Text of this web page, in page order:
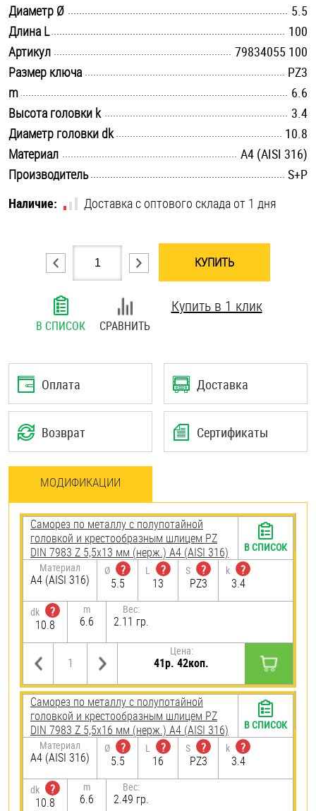
Такелаж
Хомуты
Шайбы
Шпильки
Шплинты
Штифты и пальцы
Диаметр Ø
5.5
Длина L
100
Артикул
79834055 100
Размер ключа
PZ3
m
6.6
Высота головки k
3.4
Диаметр головки dk
10.8
Материал
A4 (AISI 316)
Производитель
S+P
Наличие:
Доставка с оптового склада от 1 дня
КУПИТЬ
В СПИСОК СРАВНИТЬ
Купить в 1 клик
Оплата Доставка
Возврат Сертификаты
МОДИФИКАЦИИ
Саморез по металлу с полупотайной
головкой и крестообразным шлицем PZ
DIN 7983 Z 5,5х13 мм (нерж.) A4 (AISI 316)
Материал
A4 (AISI 316)
Ø
?
5.5
L
?
13
S
?
PZ3
k
?
3.4
dk
?
10.8
m
6.6
Вес:
2.11 гр.
Цена:
41р. 42коп.
В СПИСОК
Саморез по металлу с полупотайной
головкой и крестообразным шлицем PZ
DIN 7983 Z 5,5х16 мм (нерж.) A4 (AISI 316)
Материал
A4 (AISI 316)
Ø
?
5.5
L
?
16
S
?
PZ3
k
?
3.4
dk
?
10.8
m
6.6
Вес:
2.49 гр.
В СПИСОК